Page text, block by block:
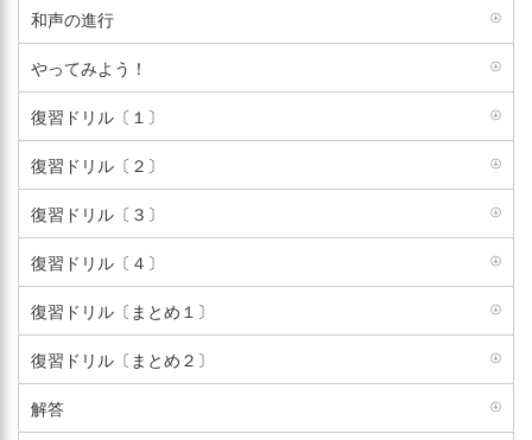
和声の進行
やってみよう！
復習ドリル〔１〕
復習ドリル〔２〕
復習ドリル〔３〕
復習ドリル〔４〕
復習ドリル〔まとめ１〕
復習ドリル〔まとめ２〕
解答